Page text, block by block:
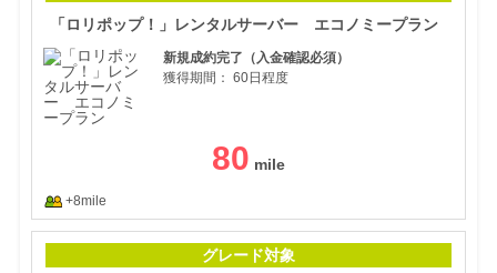
「ロリポップ！」レンタルサーバー エコノミープラン
新規成約完了（入金確認必須）
獲得期間： 60日程度
80
+8mile
グレード対象